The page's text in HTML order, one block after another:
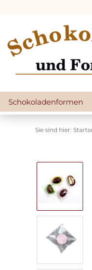
Schokoladenformen
Sie sind hier: